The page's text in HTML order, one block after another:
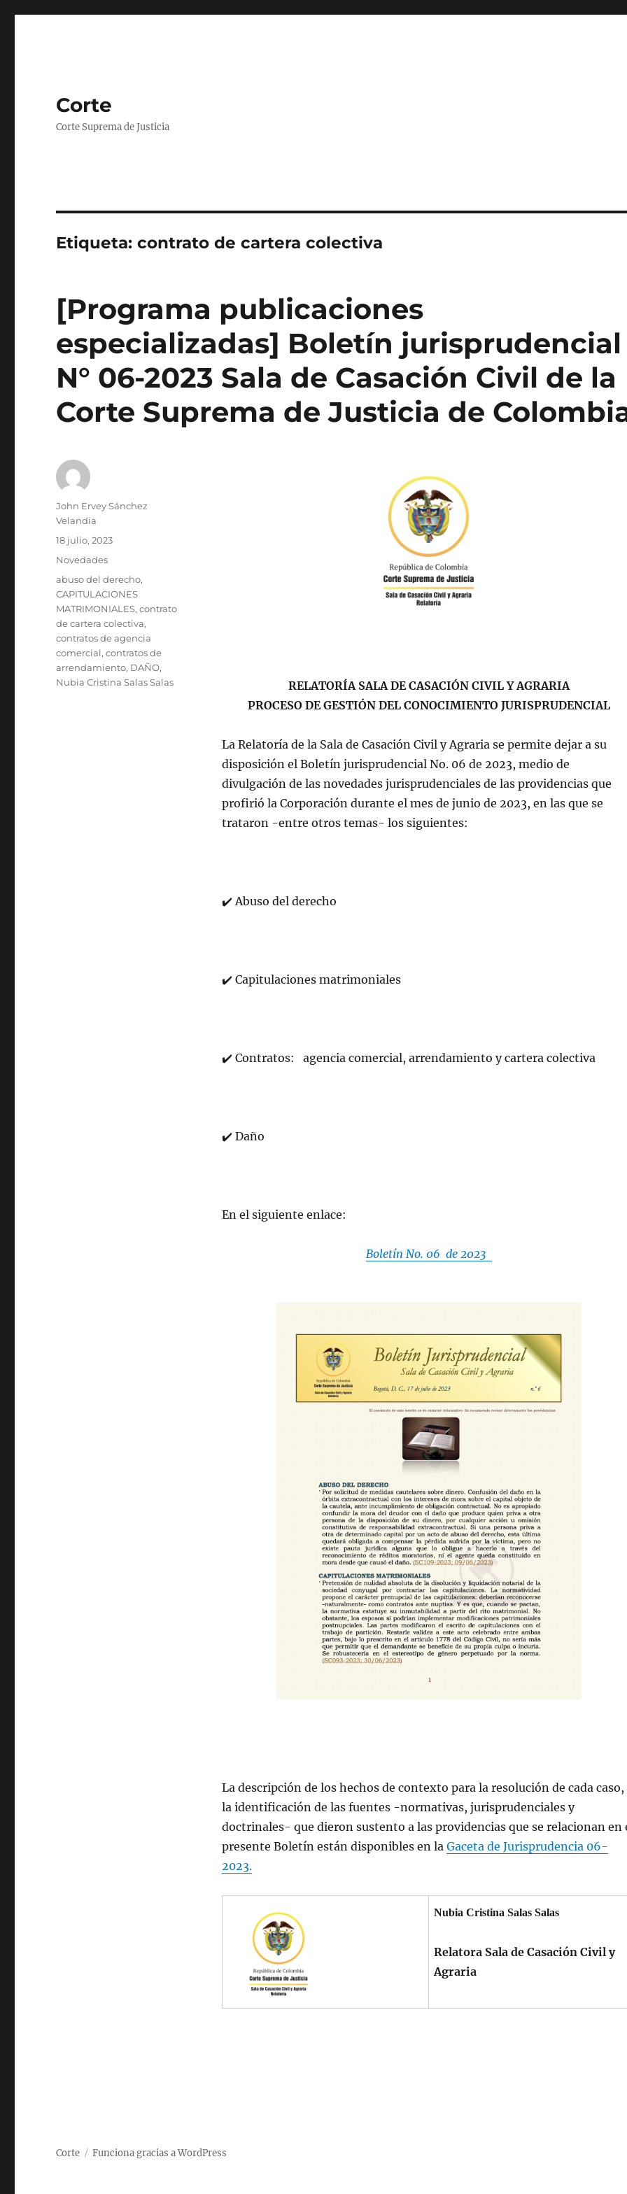
Corte
Corte Suprema de Justicia
Etiqueta:contrato de cartera colectiva
[Programa publicaciones
especializadas] Boletín jurisprudencial
N° 06-2023 Sala de Casación Civil de la
Corte Suprema de Justicia de
RELATORÍA SALA DE CASACIÓN CIVIL Y AGRARIA
PROCESO DE GESTIÓN DEL CONOCIMIENTO JURISPRUDENCIAL
La Relatoría de la Sala de Casación Civil y Agraria se permite dejar a su
disposición el Boletín jurisprudencial No. 06 de 2023, medio de
divulgación de las novedades jurisprudenciales de las providencias que
profirió la Corporación durante el mes de junio de 2023, en las que se
trataron -entre otros temas- los siguientes:
✔ ️ Abuso del derecho
✔ ️ Capitulaciones matrimoniales
✔ Contratos: agencia comercial, arrendamiento y cartera colectiva
✔ Daño
En el siguiente enlace:
Boletín No. 06 de 2023
La descripción de los hechos de contexto para la resolución de cada caso,
la identificación de las fuentes -normativas, jurisprudenciales y
doctrinales- que dieron sustento a las providencias que se relacionan en
presente Boletín están disponibles en la Gaceta de Jurisprudencia 06-
2023.
Nubia Cristina Salas Salas
Relatora Sala de Casación Civil y
Agraria
Autor
John Ervey Sánchez
Velandia
Publicado
18 julio, 2023
Categorías
Novedades
Etiquetas
abuso del derecho,
CAPITULACIONES
MATRIMONIALES,contrato
de cartera colectiva,
contratos de agencia
comercial,contratos de
arrendamiento, DAÑO,
Nubia Cristina Salas Salas
Corte Funciona gracias a WordPress